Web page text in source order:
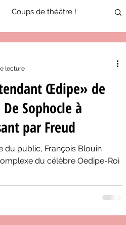
Coups de théâtre !
ZoneCulture 2021-2022
2025-2026
Œdipe» de
Sophocle à
par Freud
du public, François Blouin
du célèbre Oedipe-Roi
lecture